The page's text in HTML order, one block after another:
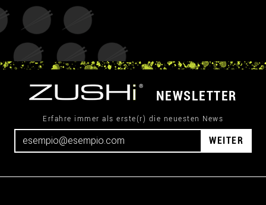
NEWSLETTER
Erfahre immer als erste(r) die neuesten News
WEITER